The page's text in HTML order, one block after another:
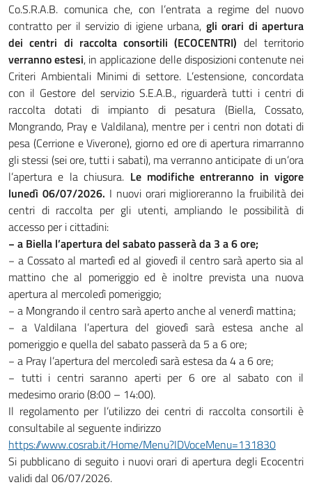
Co.S.R.A.B. comunica che, con l’entrata a regime del nuovo
contratto per il servizio di igiene urbana, gli orari di apertura
dei centri di raccolta consortili (ECOCENTRI) del territorio
verranno estesi, in applicazione delle disposizioni contenute nei
Criteri Ambientali Minimi di settore. L’estensione, concordata
con il Gestore del servizio S.E.A.B., riguarderà tutti i centri di
raccolta dotati di impianto di pesatura (Biella, Cossato,
Mongrando, Pray e Valdilana), mentre per i centri non dotati di
pesa (Cerrione e Viverone), giorno ed ore di apertura rimarranno
gli stessi (sei ore, tutti i sabati), ma verranno anticipate di un’ora
l’apertura e la chiusura. Le modifiche entreranno in vigore
lunedì 06/07/2026. I nuovi orari miglioreranno la fruibilità dei
centri di raccolta per gli utenti, ampliando le possibilità di
accesso per i cittadini:
− a Biella l’apertura del sabato passerà da 3 a 6 ore;
− a Cossato al martedì ed al giovedì il centro sarà aperto sia al
mattino che al pomeriggio ed è inoltre prevista una nuova
apertura al mercoledì pomeriggio;
− a Mongrando il centro sarà aperto anche al venerdì mattina;
− a Valdilana l’apertura del giovedì sarà estesa anche al
pomeriggio e quella del sabato passerà da 5 a 6 ore;
− a Pray l’apertura del mercoledì sarà estesa da 4 a 6 ore;
− tutti i centri saranno aperti per 6 ore al sabato con il
medesimo orario (8:00 – 14:00).
Il regolamento per l’utilizzo dei centri di raccolta consortili è
consultabile al seguente indirizzo
https://www.cosrab.it/Home/Menu?IDVoceMenu=131830
Si pubblicano di seguito i nuovi orari di apertura degli Ecocentri
validi dal 06/07/2026.